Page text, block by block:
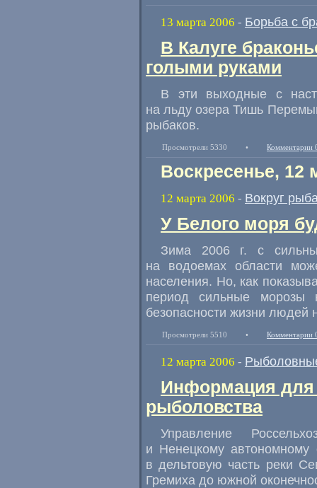
13 марта 2006 - Борьба с
В Калуге
голыми руками
В эти выходные с
на льду озера Тишь
рыбаков.
Просмотрели 5330 • Комментарии
Воскресенье, 12
12 марта 2006 - Вокруг
У Белого моря
Зима 2006 г. с
на водоемах области
населения. Но, как
период сильные морозы
безопасности жизни людей
Просмотрели 5510 • Комментарии
12 марта 2006 -
Информация для
рыболовства
Управление
и Ненецкому автономному
в дельтовую часть реки
Гремиха до южной